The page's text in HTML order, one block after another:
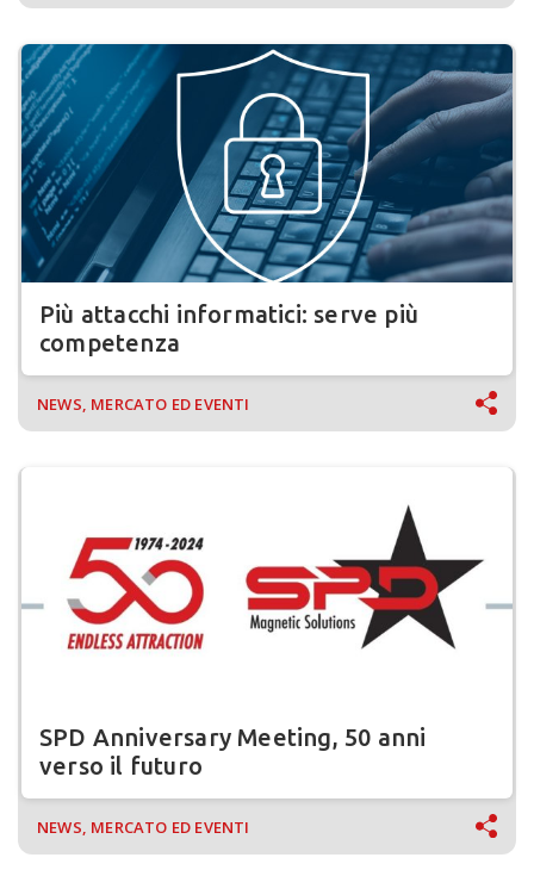
Più attacchi informatici: serve più
competenza
NEWS, MERCATO ED EVENTI
SPD Anniversary Meeting, 50 anni
verso il futuro
NEWS, MERCATO ED EVENTI